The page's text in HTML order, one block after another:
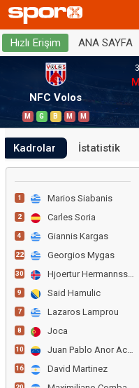
Hızlı Erişim ANA SAYFA
NFC Volos
M G B M M
Kadrolar İstatistik
1 Marios Siabanis
2 Carles Soria
4 Giannis Kargas
22 Georgios Mygas
30 Hjoertur Hermannsson
9 Said Hamulic
7 Lazaros Lamprou
8 Joca
10 Juan Pablo Anor Acosta
16 David Martinez